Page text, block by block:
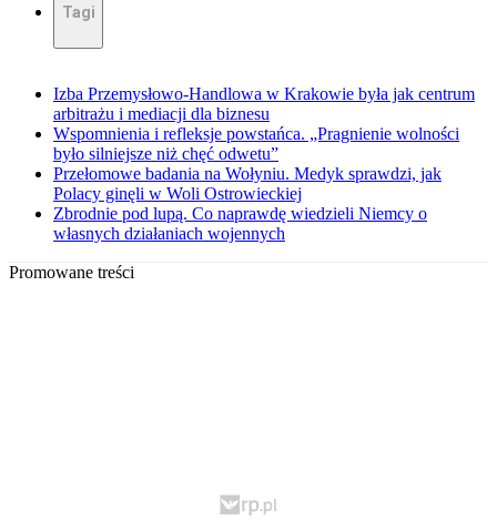
Tagi
Izba Przemysłowo-Handlowa w Krakowie była jak centrum
arbitrażu i mediacji dla biznesu
Wspomnienia i refleksje powstańca. „Pragnienie wolności
było silniejsze niż chęć odwetu”
Przełomowe badania na Wołyniu. Medyk sprawdzi, jak
Polacy ginęli w Woli Ostrowieckiej
Zbrodnie pod lupą. Co naprawdę wiedzieli Niemcy o
własnych działaniach wojennych
Promowane treści